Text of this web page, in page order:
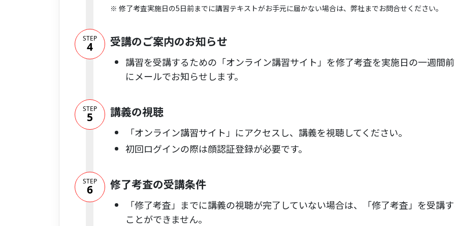
※ 修了考査実施日の5日前までに講習テキストがお手元に届かない場合は、弊社までお問合せください。
STEP
4 受講のご案内のお知らせ
講習を受講するための「オンライン講習サイト」を修了考査を実施日の一週間前
にメールでお知らせします。
STEP
5 講義の視聴
「オンライン講習サイト」にアクセスし、講義を視聴してください。
初回ログインの際は顔認証登録が必要です。
STEP
6 修了考査の受講条件
「修了考査」までに講義の視聴が完了していない場合は、「修了考査」を受講
ことができません。